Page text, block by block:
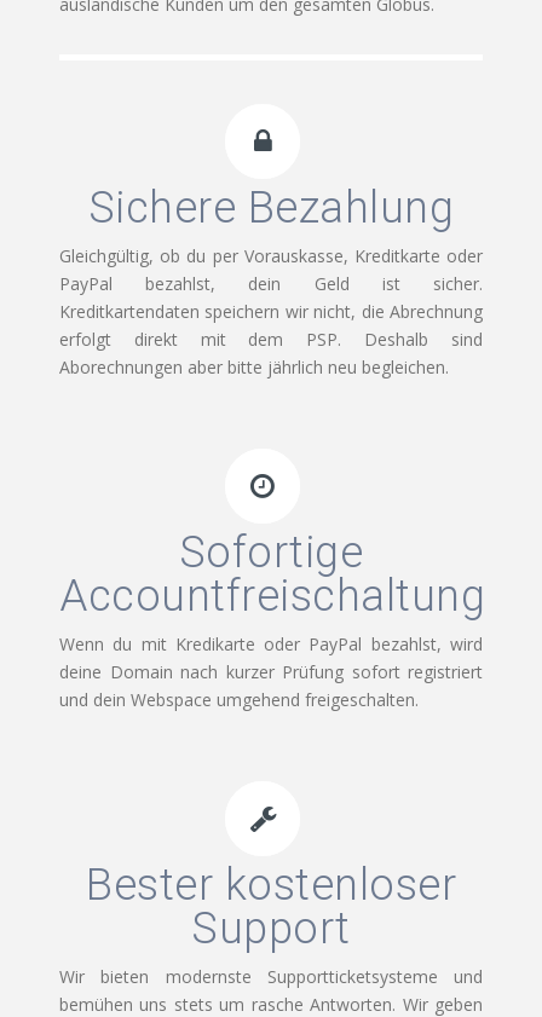
Sichere Bezahlung
Gleichgültig, ob du per Vorauskasse, Kreditkarte oder
PayPal bezahlst, dein Geld ist sicher.
Kreditkartendaten speichern wir nicht, die Abrechnung
erfolgt direkt mit dem PSP. Deshalb sind
Aborechnungen aber bitte jährlich neu begleichen.
Sofortige
Accountfreischaltung
Wenn du mit Kredikarte oder PayPal bezahlst, wird
deine Domain nach kurzer Prüfung sofort registriert
und dein Webspace umgehend freigeschalten.
Bester kostenloser
Support
Wir bieten modernste Supportticketsysteme und
bemühen uns stets um rasche Antworten. Wir geben